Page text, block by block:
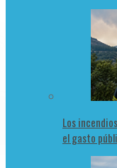
Los
el gasto